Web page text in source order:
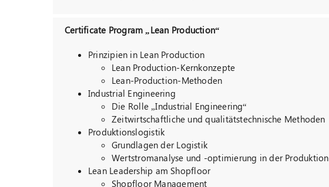
Certificate Program „Lean Production“
Prinzipien in Lean Production
Lean Production-Kernkonzepte
Lean-Production-Methoden
Industrial Engineering
Die Rolle „Industrial Engineering“
Zeitwirtschaftliche und qualitätstechnische Methoden
Produktionslogistik
Grundlagen der Logistik
Wertstromanalyse und -optimierung in der Produktion
Lean Leadership am Shopfloor
Shopfloor Management